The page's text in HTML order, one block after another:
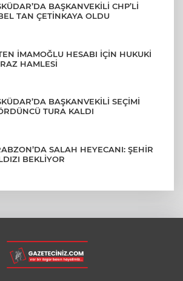
BAŞKANVEKİLİ CHP’Lİ
TAN ÇETİNKAYA OLDU
İMAMOĞLU HESABI İÇİN HUKUKİ
HAMLESİ
BAŞKANVEKİLİ SEÇİMİ
TURA KALDI
SALAH HEYECANI: ŞEHİR
BEKLİYOR
YERLEŞTİRME SONUÇLARI
İŞTE TÜM TARİHLER